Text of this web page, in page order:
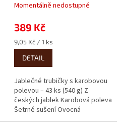
Momentálně nedostupné
389 Kč
Měrná
cena:
9,05 Kč / 1 ks
DETAIL
Jablečné trubičky s karobovou
polevou – 43 ks (540 g) Z
českých jablek Karobová poleva
Šetrné sušení Ovocná
pochoutka s jemnou karobovou